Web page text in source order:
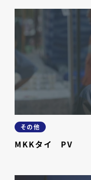
その他
MKKタイ PV